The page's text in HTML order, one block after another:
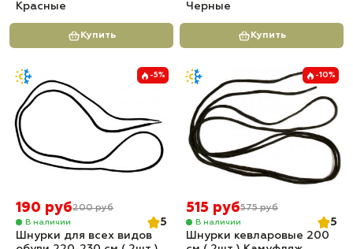
Красные
Купить
Черные
Купить
-5%
190 руб200 руб
В наличии
5
Шнурки для всех видов
-10%
515 руб575 руб
В наличии
5
Шнурки кевларовые 200